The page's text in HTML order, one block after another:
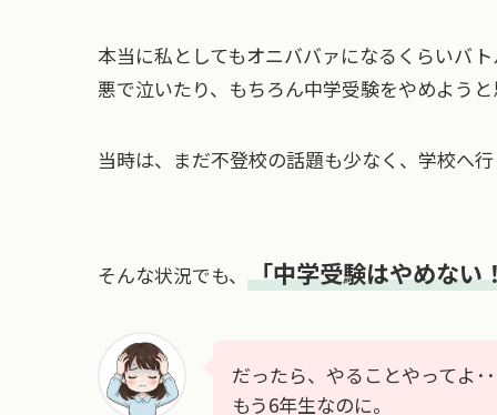
本当に私としてもオニババァになるくらいバ
悪で泣いたり、もちろん中学受験をやめよう
当時は、まだ不登校の話題も少なく、学校へ
そんな状況でも、 「中学受験はやめない
だったら、やることやってよ･
もう6年生なのに。